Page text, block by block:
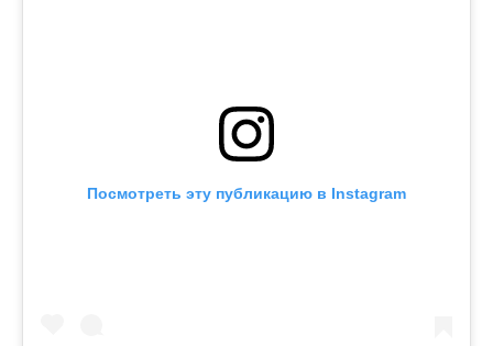
Посмотреть эту публикацию в Instagram